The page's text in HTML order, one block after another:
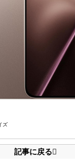
ズ
記事に戻る